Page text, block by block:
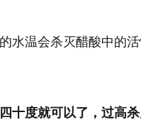
水温会杀灭醋酸中的
十度就可以了，过高